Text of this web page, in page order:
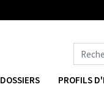
DOSSIERS PROFILS